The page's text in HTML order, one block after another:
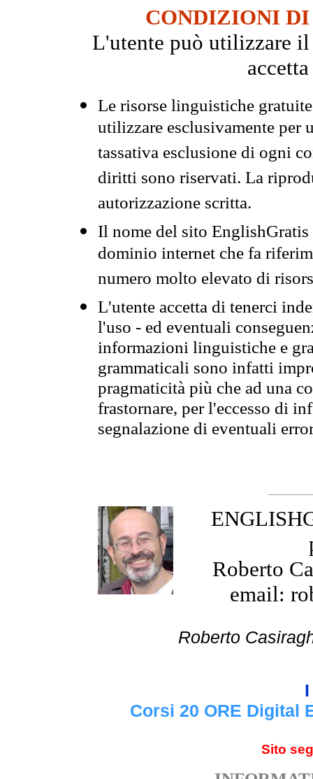
CONDIZIONI DI
L'utente può utilizzare il
Le risorse linguistiche
utilizzare esclusivamente per
tassativa esclusione di ogni
diritti sono riservati. La
autorizzazione scritta.
Il nome del sito
dominio internet che fa
numero molto elevato di
L'utente accetta di tenerci
l'uso - ed eventuali
informazioni linguistiche e
grammaticali sono infatti
pragmaticità più che ad una
frastornare, per l'eccesso di
segnalazione di eventuali
Roberto
email:
Roberto
Corsi 20 ORE Digital
Sito